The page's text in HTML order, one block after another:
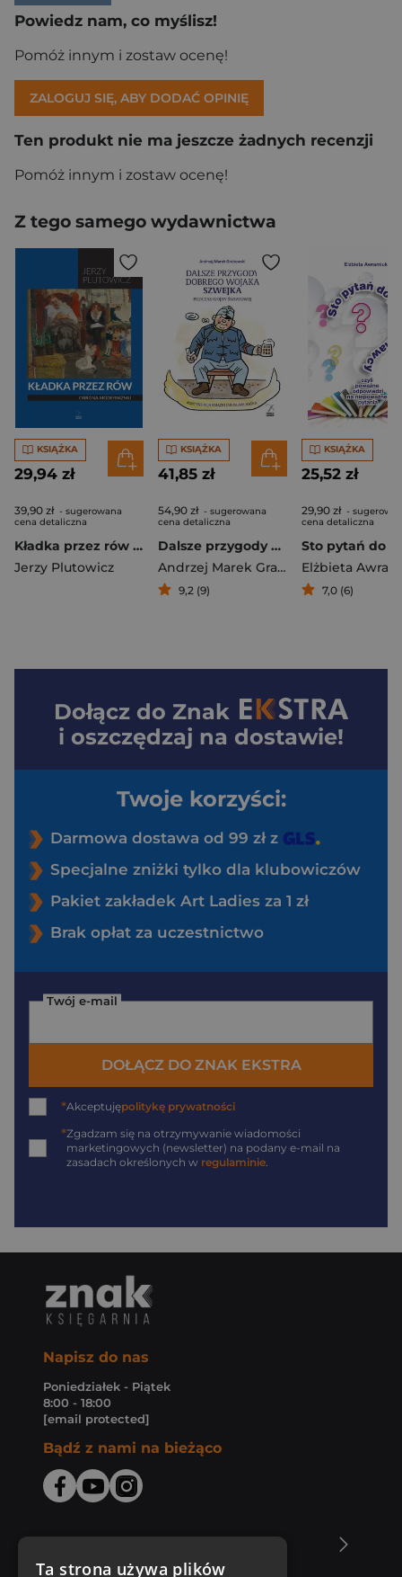
Powiedz nam, co myślisz!
Pomóż innym i zostaw ocenę!
ZALOGUJ SIĘ, ABY DODAĆ OPINIĘ
Ten produkt nie ma jeszcze żadnych recenzji
Pomóż innym i zostaw ocenę!
Z tego samego wydawnictwa
KSIĄŻKA
29,94 zł
39,90 zł - sugerowana
cena detaliczna
Kładka przez rów Obrona modernizmu
Jerzy Plutowicz
KSIĄŻKA
41,85 zł
54,90 zł - sugerowana
cena detaliczna
Dalsze przygody dobrego wojaka Szwejka podczas wojny światowej
Andrzej Marek Grabowski
9,2 (9)
KSIĄŻKA
25,52 zł
29,90 zł -
cena detaliczna
Elżbieta
7,0 (6)
Dołącz do Znak
i oszczędzaj na dostawie!
Twoje korzyści:
Darmowa dostawa od 99 zł z
Specjalne zniżki tylko dla klubowiczów
Pakiet zakładek Art Ladies za 1 zł
Brak opłat za uczestnictwo
Twój e-mail
DOŁĄCZ DO ZNAK EKSTRA
*Akceptujępolitykę prywatności
*Zgadzam się na otrzymywanie wiadomości
marketingowych (newsletter) na podany e-mail na
zasadach określonych w regulaminie
Napisz do nas
Poniedziałek - Piątek
8:00 - 18:00
[email protected]
Bądź z nami na bieżąco
Ta strona używa plików